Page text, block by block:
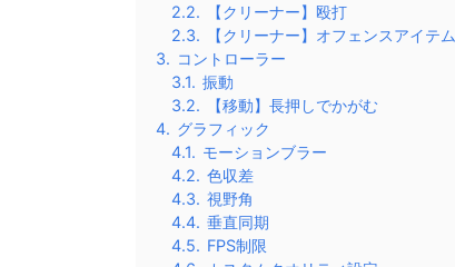
2.2.
【クリーナー】殴打
2.3.
【クリーナー】オフェンスアイテム
3. コントローラー
3.1. 振動
3.2.
【移動】長押しでかがむ
4. グラフィック
4.1. モーションブラー
4.2. 色収差
4.3. 視野角
4.4. 垂直同期
4.5. FPS制限